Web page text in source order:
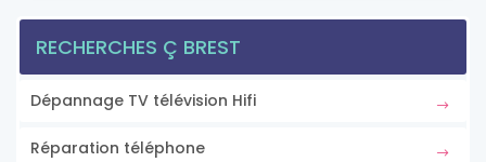
RECHERCHES Ç BREST
Dépannage TV télévision Hifi
Réparation téléphone